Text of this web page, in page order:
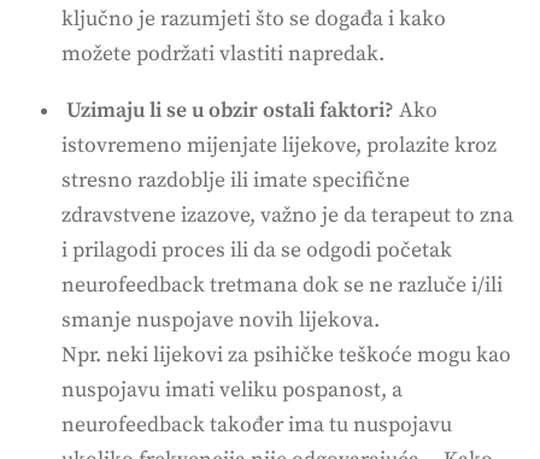
ključno je razumjeti što se događa i kako
možete podržati vlastiti napredak.
Uzimaju li se u obzir ostali faktori? Ako
istovremeno mijenjate lijekove, prolazite kroz
stresno razdoblje ili imate specifične
zdravstvene izazove, važno je da terapeut to zna
i prilagodi proces ili da se odgodi početak
neurofeedback tretmana dok se ne razluče i/ili
smanje nuspojave novih lijekova.
Npr. neki lijekovi za psihičke teškoće mogu kao
nuspojavu imati veliku pospanost, a
neurofeedback također ima tu nuspojavu